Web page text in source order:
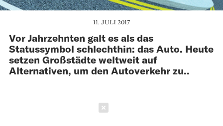
11. JULI 2017
Vor Jahrzehnten galt es als das
Statussymbol schlechthin: das Auto. Heute
setzen Großstädte weltweit auf
Alternativen, um den Autoverkehr zu..